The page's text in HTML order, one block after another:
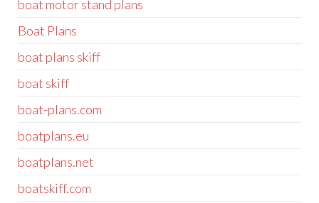
boat motor stand plans
Boat Plans
boat plans skiff
boat skiff
boat-plans.com
boatplans.eu
boatplans.net
boatskiff.com